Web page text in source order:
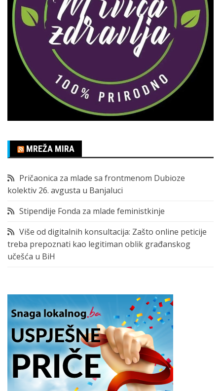
MREŽA MIRA
Pričaonica za mlade sa frontmenom Dubioze
kolektiv 26. avgusta u Banjaluci
Stipendije Fonda za mlade feministkinje
Više od digitalnih konsultacija: Zašto online peticije
treba prepoznati kao legitiman oblik građanskog
učešća u BiH